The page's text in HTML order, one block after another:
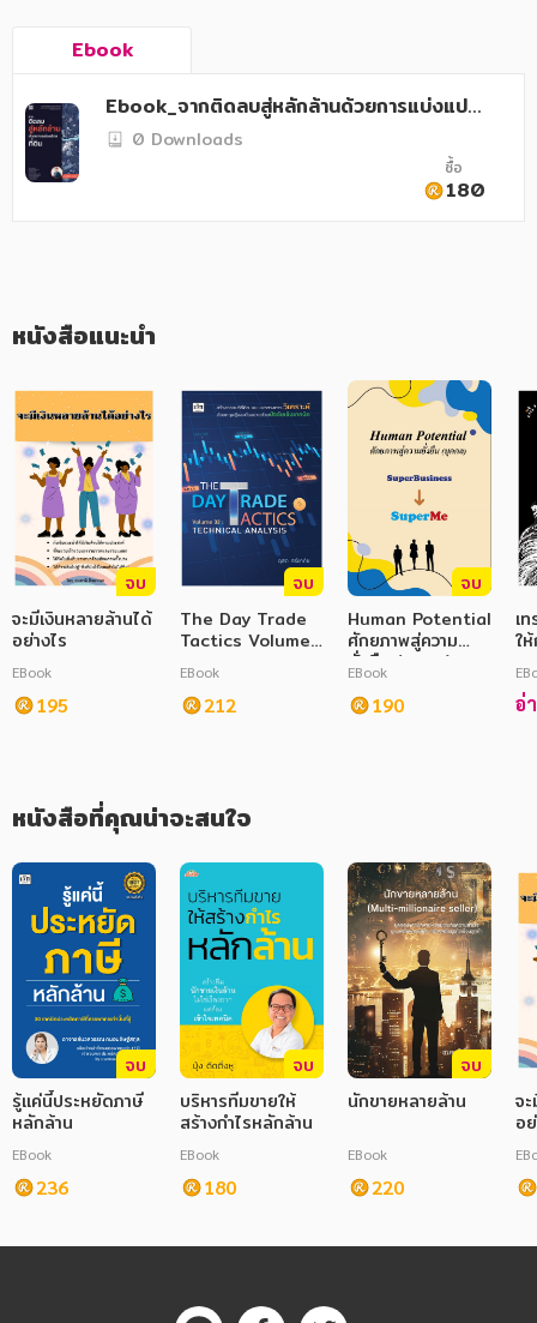
ครอบครัว
วรรณกรรม
การเกษตร ชีววิทยา
หนังสือเด็ก
การพัฒนาตนเอง
ความรู้ทั่วไป
การ์ตูนความรู้ การ์ตูน
การ์ตูนมังงะ (Manga)
นั้นเรายังได้รวบรวมเทคนิคดี ๆ ในการแบ่งแปลงที่ดินขายที่ทำให้ได้
เป็นลูกศิษย์ให้ช่วยสอนเทคนิคการแบ่งแปลงที่ดินขายมากมาย ซึ่งเรา
ยินดีที่จะแบ่งปันเทคนิคดี ๆ ให้กับทุก ๆ คนที่สนใจ
Ebook
Ebook_จากติดลบสู่หลักล้านด้วยการแบ่งแปล
งที่ดิน0 Downloads
ซื้อ
180
หนังสือแนะนำ
จบ
จะมีเงินหลายล้านได้
อย่างไร
EBook
195
จบ
The Day Trade
Tactics Volume
02 : Technical
Analysis
EBook
212
จบ
Human Potential
ศักยภาพสู่ความ
ยั่งยืน (บุคคล)
EBook
190
เ
ใ
อ่
หนังสือที่คุณน่าจะสนใจ
จบ
รู้แค่นี้ประหยัดภาษี
หลักล้าน
EBook
236
จบ
บริหารทีมขายให้
สร้างกำไรหลักล้าน
EBook
180
จบ
นักขายหลายล้าน
EBook
220
จ
อ